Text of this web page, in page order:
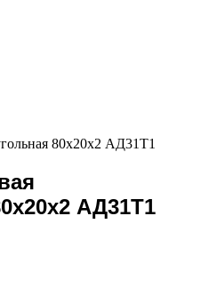
80х20х2 АД31Т1
АД31Т1